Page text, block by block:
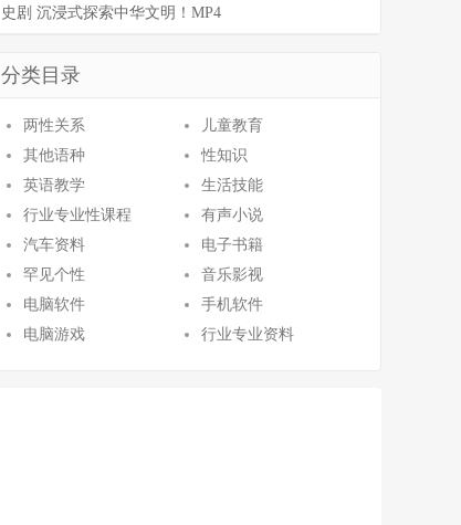
史剧 沉浸式探索中华文明！MP4
分类目录
两性关系
儿童教育
其他语种
性知识
英语教学
生活技能
行业专业性课程
有声小说
汽车资料
电子书籍
罕见个性
音乐影视
电脑软件
手机软件
电脑游戏
行业专业资料